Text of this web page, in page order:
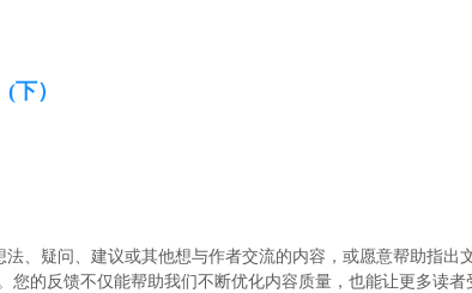
(下）
、疑问、建议或其他想与作者交流的内容，或愿意帮助指出
您的反馈不仅能帮助我们不断优化内容质量，也能让更多读者